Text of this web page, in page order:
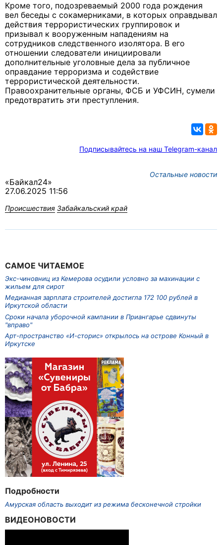
Кроме того, подозреваемый 2000 года рождения
вел беседы с сокамерниками, в которых оправдывал
действия террористических группировок и
призывал к вооруженным нападениям на
сотрудников следственного изолятора. В его
отношении следователи инициировали
дополнительные уголовные дела за публичное
оправдание терроризма и содействие
террористической деятельности.
Правоохранительные органы, ФСБ и УФСИН, сумели
предотвратить эти преступления.
Подписывайтесь на наш Telegram-канал
Остальные новости
«Байкал24»
27.06.2025 11:56
Происшествия Забайкальский край
САМОЕ ЧИТАЕМОЕ
Экс-чиновниц из Кемерова осудили условно за махинации с
жильем для сирот
Медианная зарплата строителей достигла 172 100 рублей в
Иркутской области
Сроки начала уборочной кампании в Приангарье сдвинуты
"вправо"
Арт-пространство «И-сторис» открылось на острове Конный в
Иркутске
Подробности
Амурская область выходит из режима бесконечной стройки
ВИДЕОНОВОСТИ